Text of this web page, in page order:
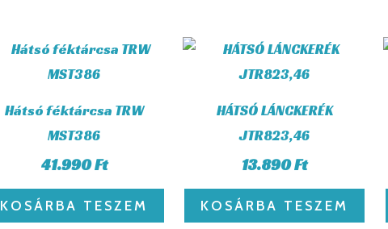
Hátsó féktárcsa TRW
MST386
41.990Ft
KOSÁRBA TESZEM
HÁTSÓ LÁNCKERÉK
JTR823,46
13.890Ft
KOSÁRBA TESZEM